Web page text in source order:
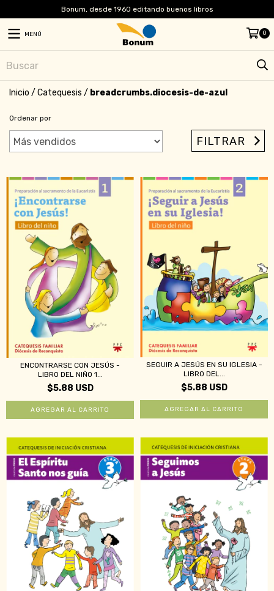
Bonum, desde 1960 editando buenos libros
MENÚ 0
Inicio / Catequesis / breadcrumbs.diocesis-de-azul
Ordenar por
FILTRAR
ENCONTRARSE CON JESÚS -
LIBRO DEL NIÑO 1...
$5.88 USD
SEGUIR A JESÚS EN SU IGLESIA -
LIBRO DEL...
$5.88 USD